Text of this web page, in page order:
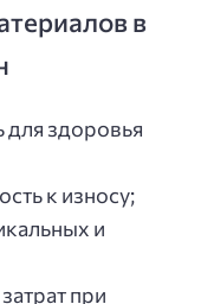
в
здоровья
к износу;
и
при